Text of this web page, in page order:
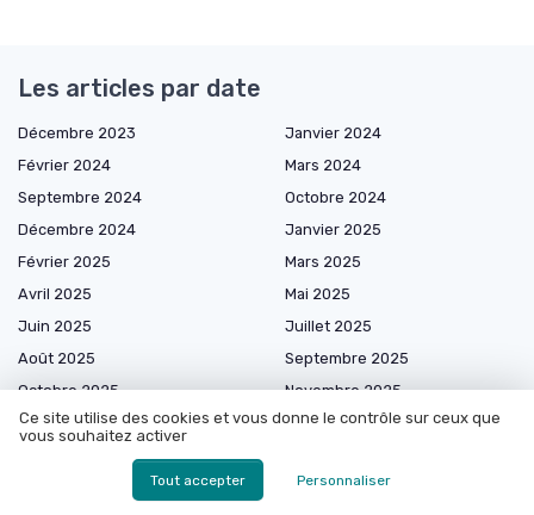
Les articles par date
Décembre 2023
Janvier 2024
Février 2024
Mars 2024
Septembre 2024
Octobre 2024
Décembre 2024
Janvier 2025
Février 2025
Mars 2025
Avril 2025
Mai 2025
Juin 2025
Juillet 2025
Août 2025
Septembre 2025
Octobre 2025
Novembre 2025
Décembre 2025
Janvier 2026
Mai 2026
Ce site utilise des cookies et vous donne le contrôle sur ceux que
vous souhaitez activer
Tout accepter Personnaliser